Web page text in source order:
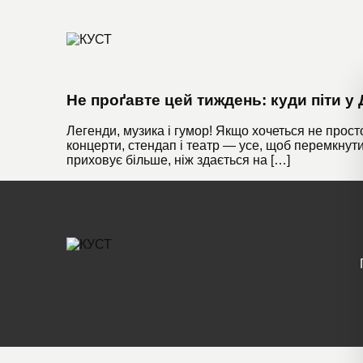
Не проґавте цей тиждень: куди піти у
Легенди, музика і гумор! Якщо хочеться не
концерти, стендап і театр — усе, щоб
приховує більше, ніж здається на […]